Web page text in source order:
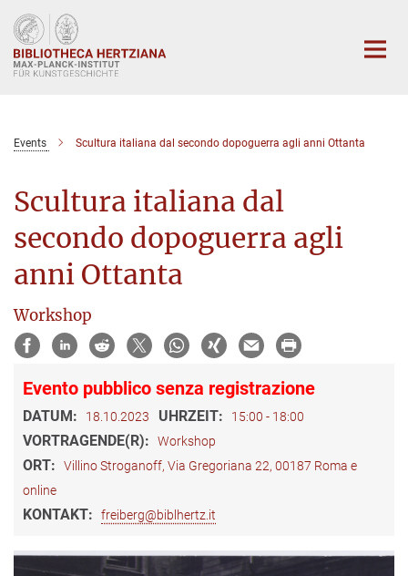
Hauptinhalt
Events Scultura italiana dal secondo dopoguerra agli anni Ottanta
Scultura italiana dal
secondo dopoguerra agli
anni Ottanta
Workshop
Evento pubblico senza registrazione
DATUM: 18.10.2023 UHRZEIT: 15:00 - 18:00
VORTRAGENDE(R): Workshop
ORT:
Villino Stroganoff, Via Gregoriana 22, 00187 Roma e
online
KONTAKT: freiberg@biblhertz.it